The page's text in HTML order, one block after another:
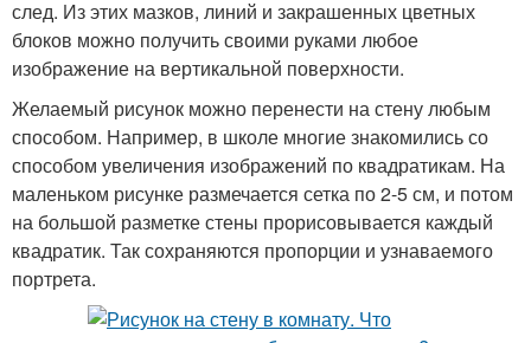
след. Из этих мазков, линий и закрашенных цветных
блоков можно получить своими руками любое
изображение на вертикальной поверхности.
Желаемый рисунок можно перенести на стену любым
способом. Например, в школе многие знакомились со
способом увеличения изображений по квадратикам. На
маленьком рисунке размечается сетка по 2-5 см, и потом
на большой разметке стены прорисовывается каждый
квадратик. Так сохраняются пропорции и узнаваемого
портрета.